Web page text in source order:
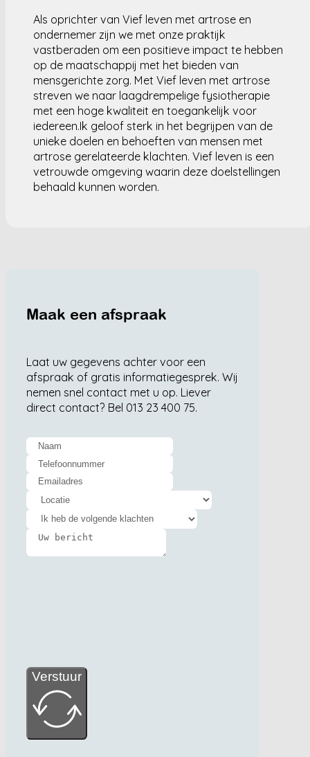
Als oprichter van Vief leven met artrose en
ondernemer zijn we met onze praktijk
vastberaden om een positieve impact te hebben
op de maatschappij met het bieden van
mensgerichte zorg. Met Vief leven met artrose
streven we naar laagdrempelige fysiotherapie
met een hoge kwaliteit en toegankelijk voor
iedereen.Ik geloof sterk in het begrijpen van de
unieke doelen en behoeften van mensen met
artrose gerelateerde klachten. Vief leven is een
vetrouwde omgeving waarin deze doelstellingen
behaald kunnen worden.
Maak een afspraak
Laat uw gegevens achter voor een
afspraak of gratis informatiegesprek. Wij
nemen snel contact met u op. Liever
direct contact? Bel 013 23 400 75.
Verstuur